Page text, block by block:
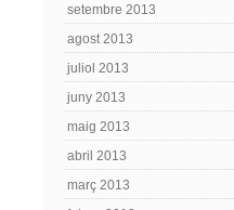
setembre 2013
agost 2013
juliol 2013
juny 2013
maig 2013
abril 2013
març 2013